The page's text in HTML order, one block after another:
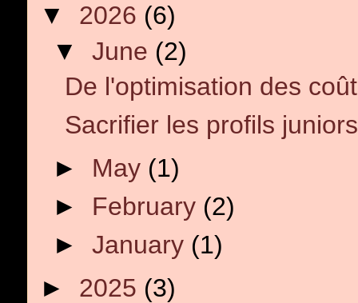
▼ 2026 (6)
▼ June (2)
De l'optimisation des
Sacrifier les profils
► May (1)
► February (2)
► January (1)
► 2025 (3)